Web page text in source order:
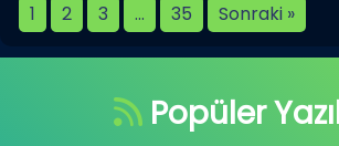
1 2 3 … 35 Sonraki »
Popüler